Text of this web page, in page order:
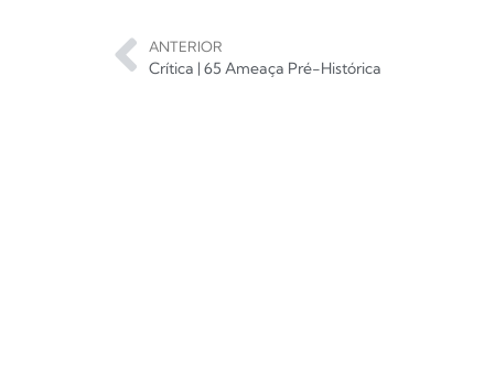
ANTERIOR
Crítica | 65 Ameaça Pré-Histórica